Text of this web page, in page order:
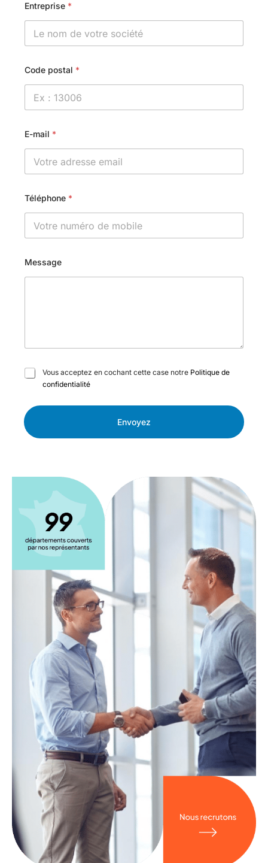
Entreprise *
Code postal *
E-mail *
Téléphone *
Message
C
s
à
h
Vous acceptez en cochant cette case notre Politique de
confidentialité
Envoyez